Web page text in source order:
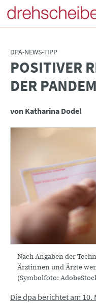
DPA-NEWS-TIPP
:POSITIVER
DER
von Katharina Dodel
Nach Angaben der
Ärztinnen und Ärzte
(Symbolfoto:
Die dpa berichtet am 10.